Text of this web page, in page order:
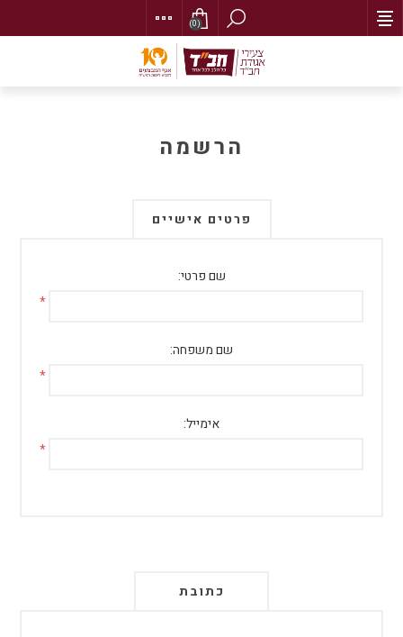
(0)
הרשמה
פרטים אישיים
שם פרטי:
*
שם משפחה:
*
אימייל:
*
כתובת